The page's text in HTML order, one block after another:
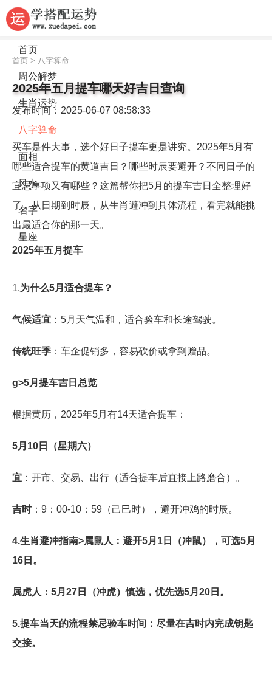
首页
周公解梦
生肖运势
八字算命
面相
风水
名字
星座
首页 > 八字算命
2025年五月提车哪天好吉日查询
发布时间：2025-06-07 08:58:33
买车是件大事，选个好日子提车更是讲究。2025年5月有
哪些适合提车的黄道吉日？哪些时辰要避开？不同日子的
宜忌事项又有哪些？这篇帮你把5月的提车吉日全整理好
了，从日期到时辰，从生肖避冲到具体流程，看完就能挑
出最适合你的那一天。
2025年五月提车
1.为什么5月适合提车？
气候适宜 ：5月天气温和，适合验车和长途驾驶。
传统旺季 ：车企促销多，容易砍价或拿到赠品。
g>5月提车吉日总览
根据黄历，2025年5月有14天适合提车：
5月10日（星期六）
宜 ：开市、交易、出行（适合提车后直接上路磨合）。
吉时：9：00-10：59（己巳时），避开冲鸡的时辰。
4.生肖避冲指南>属鼠人 ：避开5月1日（冲鼠），可选5月
16日。
属虎人 ：5月27日（冲虎）慎选，优先选5月20日。
5.提车当天的流程禁忌验车时间 ：尽量在吉时内完成钥匙
交接。